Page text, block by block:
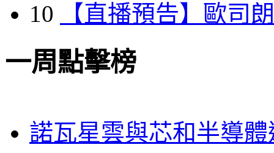
10
【直播預告】歐司
一周點擊榜
諾瓦星雲與芯和半導